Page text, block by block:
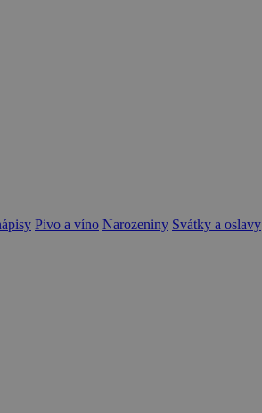
Pivo a víno Narozeniny Svátky a oslavy